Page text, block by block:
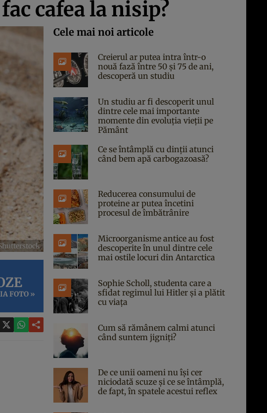
cafea la nisip?
FOTO »
Cele mai noi articole
Creierul ar putea intra într-o
nouă fază între 50 și 75 de ani,
descoperă un studiu
Un studiu ar fi descoperit unul
dintre cele mai importante
momente din evoluția vieții pe
Pământ
Ce se întâmplă cu dinții atunci
când bem apă carbogazoasă?
Reducerea consumului de
proteine ar putea încetini
procesul de îmbătrânire
Microorganisme antice au fost
descoperite în unul dintre cele
mai ostile locuri din Antarctica
Sophie Scholl, studenta care a
sfidat regimul lui Hitler și a plătit
cu viața
Cum să rămânem calmi atunci
când suntem jigniți?
De ce unii oameni nu își cer
niciodată scuze și ce se întâmplă,
de fapt, în spatele acestui reflex